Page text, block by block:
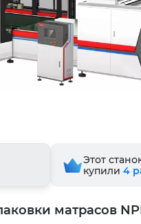
матрасов
Этот
купили 4